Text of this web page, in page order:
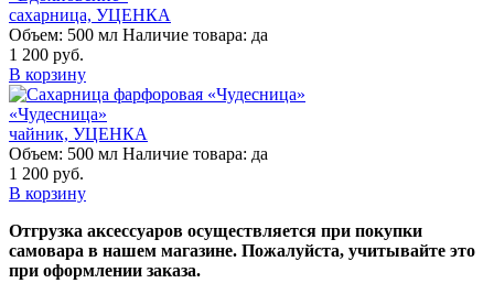
сахарница, УЦЕНКА
Объем: 500 мл Наличие товара: да
1 200 руб.
В корзину
«Чудесница»
чайник, УЦЕНКА
Объем: 500 мл Наличие товара: да
1 200 руб.
В корзину
Отгрузка аксессуаров осуществляется при покупки
самовара в нашем магазине. Пожалуйста, учитывайте это
при оформлении заказа.